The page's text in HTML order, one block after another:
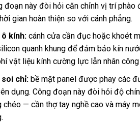
đoạn này đòi hỏi căn chỉnh vị trí
gian hoàn thiện so với cánh phẳng.
ô kính:cánh cửa cần đục hoặc khoét
quanh khung để đảm bảo kín
vật liệu kính cường lực lẫn nhân
soi chỉ:bề mặt panel được phay các
dụng. Công đoạn này đòi hỏi độ
chéo — cần thợ tay nghề cao và máy